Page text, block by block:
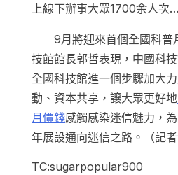
上線下辦事大眾1700余人次
9月將迎來首個全國科普
技館館長郭哲表現，中國科
全國科技館進一個步驟加大
動、資本共享，讓大眾更好地
月價錢感觸感染迷信魅力，
年展設通向迷信之路。（記者
TC:sugarpopular900